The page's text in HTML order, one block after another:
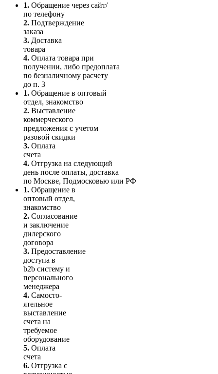
1. Обращение через сайт/
по телефону
2. Подтверждение
заказа
3. Доставка
товара
4. Оплата товара при
получении, либо предоплата
по безналичному расчету
до п. 3
1. Обращение в оптовый
отдел, знакомство
2. Выставление
коммерческого
предложения с учетом
разовой скидки
3. Оплата
счета
4. Отгрузка на следующий
день после оплаты, доставка
по Москве, Подмосковью или РФ
1. Обращение в
оптовый отдел,
знакомство
2. Согласование
и заключение
дилерского
договора
3. Пре­до­ста­вле­ние
доступа в
b2b систему и
персо­нального
мене­джера
4. Само­сто­-
ятель­ное
выставление
счета на
требуемое
оборудование
5. Оплата
счета
6. Отгрузка с